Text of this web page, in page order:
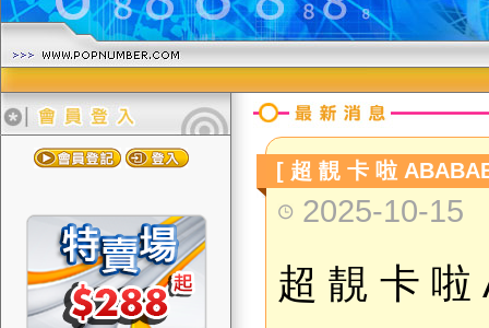
[ 超 靚 卡 啦
2025-10-15
超 靚 卡 啦